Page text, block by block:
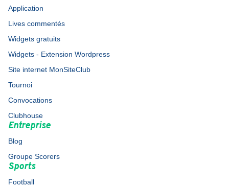
Application
Lives commentés
Widgets gratuits
Widgets - Extension Wordpress
Site internet MonSiteClub
Tournoi
Convocations
Clubhouse
Entreprise
Blog
Groupe Scorers
Sports
Football